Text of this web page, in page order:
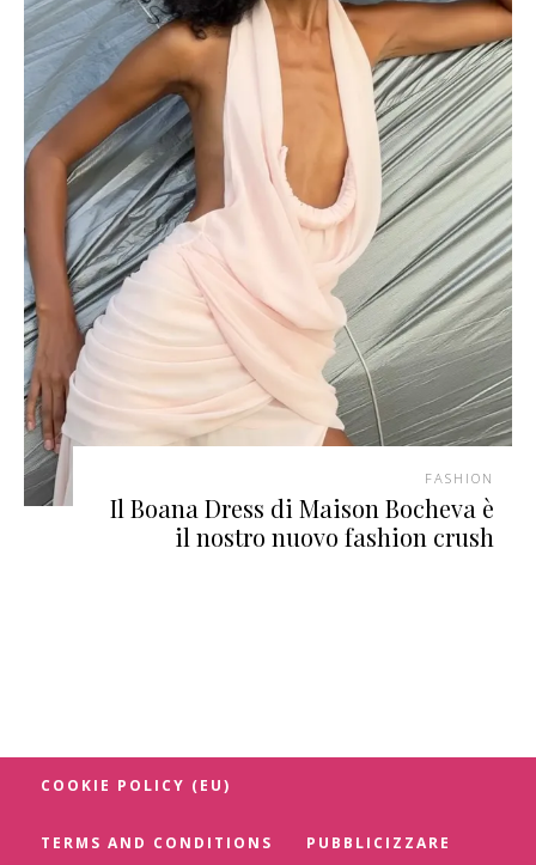
FASHION
Il Boana Dress di Maison Bocheva è
il nostro nuovo fashion crush
COOKIE POLICY (EU)
TERMS AND CONDITIONS PUBBLICIZZARE